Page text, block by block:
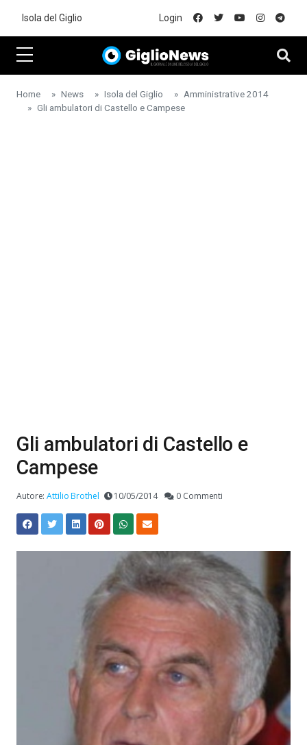
Isola del Giglio Login
Home News Isola del Giglio
Amministrative 2014
Gli ambulatori di Castello e Campese
Gli ambulatori di Castello e
Campese
Autore:Attilio Brothel 10/05/2014 0 Commenti